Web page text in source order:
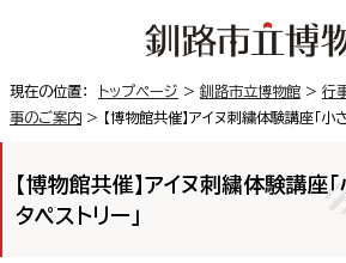
現在の位置： トップページ > 釧路市立博物館 > 行
事のご案内 > 【博物館共催】アイヌ刺繍体験講座「小
【博物館共催】アイヌ刺繍体験講座
タペストリー」